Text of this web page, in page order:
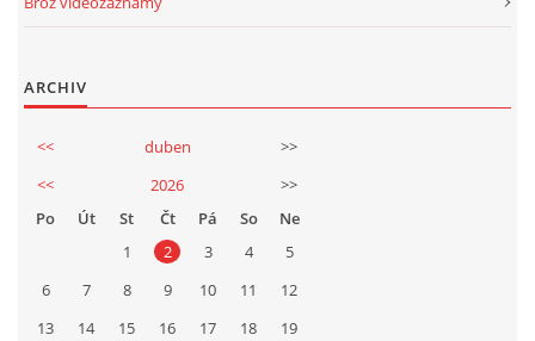
Ing. Jiří Mach
724914535
mechj@centrum.cz
© 2026 eStránky.cz |Tisk |Aktualizováno: 17. 4. 2026
ARCHIV
<< duben
>>
<<
2026
>>
Po
Út St Čt Pá So
Ne
1
2 3 4
5
6
7 8 9 10 11
12
13
14 15 16 17 18
19